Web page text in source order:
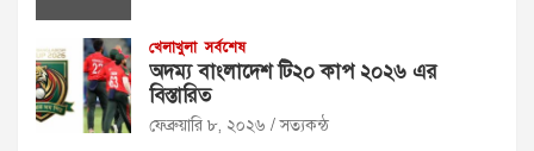
খেলাখুলা সর্বশেষ
অদম্য বাংলাদেশ টি২০ কাপ ২০২৬ এর
বিস্তারিত
ফেব্রুয়ারি ৮, ২০২৬ সত্যকন্ঠ